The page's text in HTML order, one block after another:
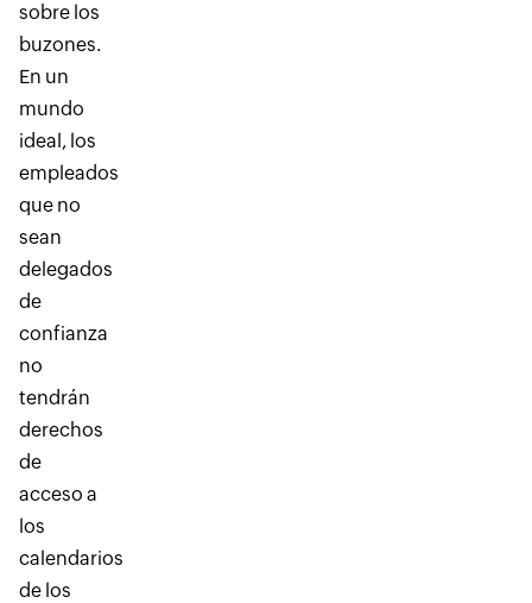
sobre los
buzones.
En un
mundo
ideal, los
empleados
que no
sean
delegados
de
confianza
no
tendrán
derechos
de
acceso a
los
calendarios
de los